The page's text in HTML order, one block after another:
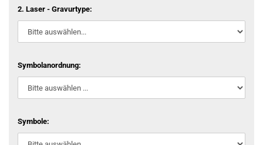
2. Laser - Gravurtype:
Symbolanordnung:
Symbole: